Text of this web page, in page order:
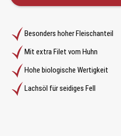
Besonders hoher Fleischanteil
Mit extra Filet vom Huhn
Hohe biologische Wertigkeit
Lachsöl für seidiges Fell